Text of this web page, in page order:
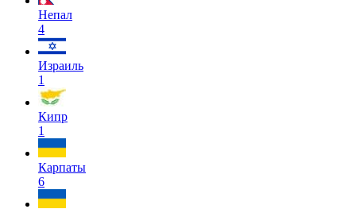
Непал
4
Израиль
1
Кипр
1
Карпаты
6